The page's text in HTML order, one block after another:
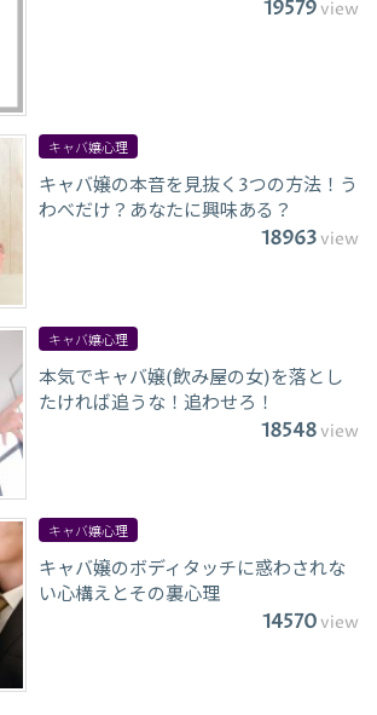
19579view
キャバ嬢心理
キャバ嬢の本音を見抜く3つの方法！う
わべだけ？あなたに興味ある？
18963view
キャバ嬢心理
本気でキャバ嬢(飲み屋の女)を落とし
たければ追うな！追わせろ！
18548view
キャバ嬢心理
キャバ嬢のボディタッチに惑わされな
い心構えとその裏心理
14570view